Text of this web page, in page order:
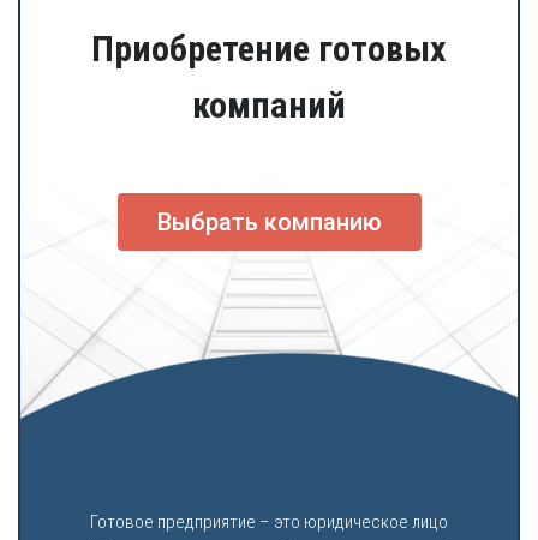
Приобретение готовых
компаний
Выбрать компанию
Готовое предприятие – это юридическое лицо